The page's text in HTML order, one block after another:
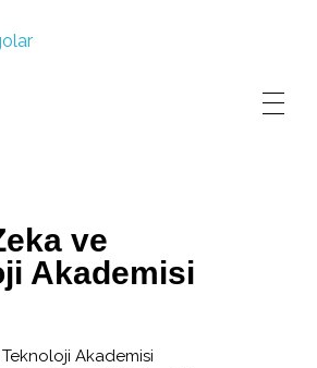
Yapay Zeka Eğitim Programı
Low Code/ No Code Eğitim Programı
ve
Akademisi
Akademisi